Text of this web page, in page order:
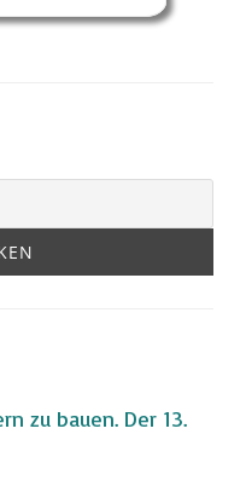
zu bauen. Der 13.